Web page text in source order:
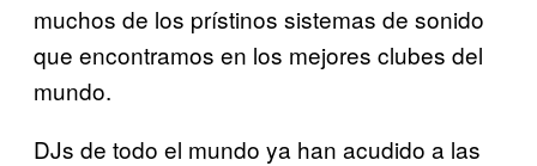
muchos de los prístinos sistemas de sonido
que encontramos en los mejores clubes del
mundo.
DJs de todo el mundo ya han acudido a las